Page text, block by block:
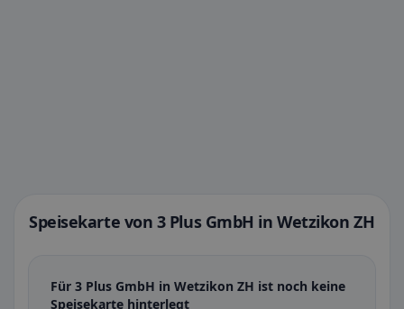
Speisekarte von 3 Plus GmbH in Wetzikon ZH
Für 3 Plus GmbH in Wetzikon ZH ist noch keine
Speisekarte hinterlegt